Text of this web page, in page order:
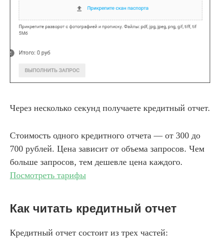
Через несколько секунд получаете кредитный отчет.
Стоимость одного кредитного отчета — от 300 до
700 рублей. Цена зависит от объема запросов. Чем
больше запросов, тем дешевле цена каждого.
Посмотреть тарифы
Как читать кредитный отчет
Кредитный отчет состоит из трех частей: